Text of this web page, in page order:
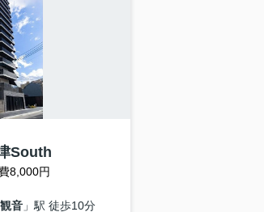
South
8,000円
音」駅 徒歩10分